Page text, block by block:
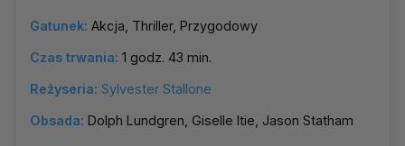
Gatunek: Akcja, Thriller, Przygodowy
Czas trwania: 1 godz. 43 min.
Reżyseria: Sylvester Stallone
Obsada: Dolph Lundgren, Giselle Itie, Jason Statham